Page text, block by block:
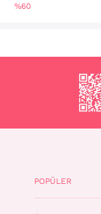
%60
POPÜLER